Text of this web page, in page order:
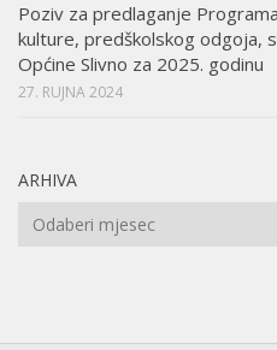
Poziv za predlaganje
kulture, predškolskog odgoja,
Općine Slivno za 2025. godinu
27. RUJNA 2024
ARHIVA
Arhiva